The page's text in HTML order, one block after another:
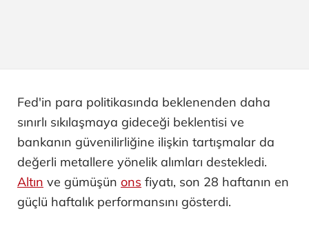
Fed'in para politikasında beklenenden daha
sınırlı sıkılaşmaya gideceği beklentisi ve
bankanın güvenilirliğine ilişkin tartışmalar da
değerli metallere yönelik alımları destekledi.
Altın ve gümüşün ons fiyatı, son 28 haftanın en
güçlü haftalık performansını gösterdi.